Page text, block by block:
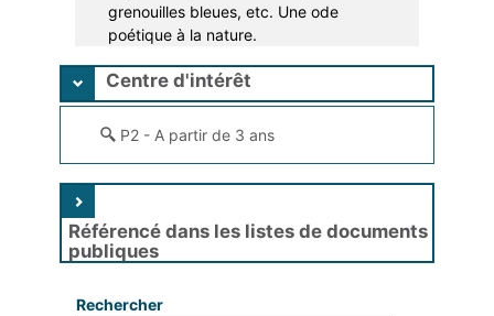
grenouilles bleues, etc. Une ode
poétique à la nature.
Centre d'intérêt
P2 - A partir de 3 ans
Référencé dans les listes de documents
publiques
Rechercher